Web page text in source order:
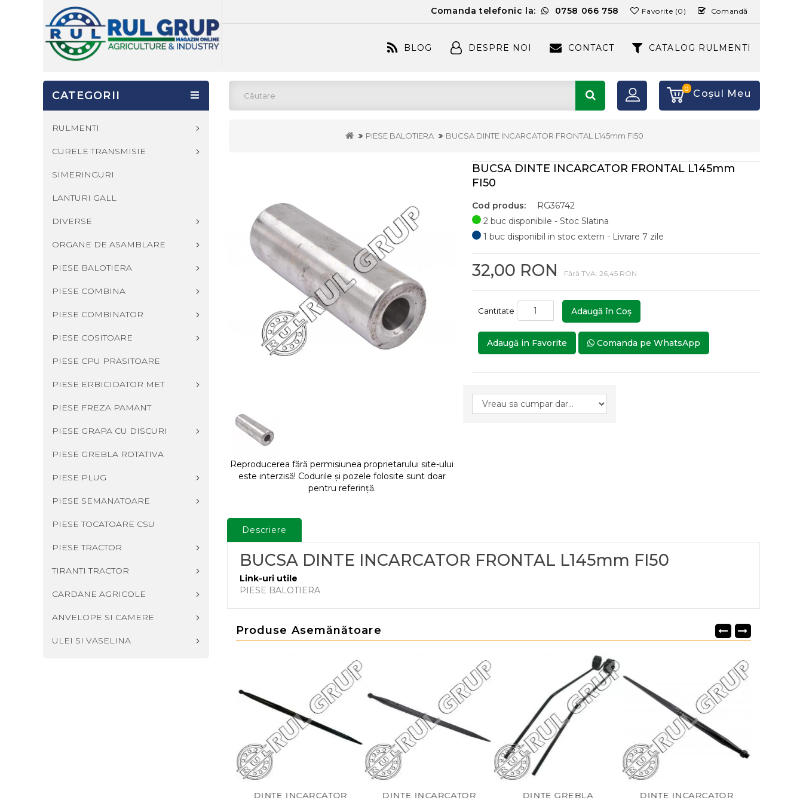
Comanda telefonic la: 0758 066 758 Favorite (0) Comandă
BLOG DESPRE NOI CONTACT CATALOG RULMENTI
0 Coşul Meu
PIESE BALOTIERA BUCSA DINTE INCARCATOR FRONTAL L145mm FI50
CATEGORII
RULMENTI
CURELE TRANSMISIE
SIMERINGURI
LANTURI GALL
DIVERSE
ORGANE DE ASAMBLARE
PIESE BALOTIERA
PIESE COMBINA
PIESE COMBINATOR
PIESE COSITOARE
PIESE CPU PRASITOARE
PIESE ERBICIDATOR MET
PIESE FREZA PAMANT
PIESE GRAPA CU DISCURI
PIESE GREBLA ROTATIVA
PIESE PLUG
PIESE SEMANATOARE
PIESE TOCATOARE CSU
PIESE TRACTOR
TIRANTI TRACTOR
CARDANE AGRICOLE
ANVELOPE SI CAMERE
ULEI SI VASELINA
Reproducerea fără permisiunea proprietarului site-ului
este interzisă! Codurile și pozele folosite sunt doar
pentru referință.
BUCSA DINTE INCARCATOR FRONTAL L145mm
FI50
Cod produs:
RG36742
2 buc disponibile - Stoc Slatina
1 buc disponibil in stoc extern - Livrare 7 zile
32,00 RON Fără TVA: 26,45 RON
Cantitate Adaugă în Coş
Adaugă in Favorite Comanda pe WhatsApp
Descriere
BUCSA DINTE INCARCATOR FRONTAL L145mm FI50
Link-uri utile
PIESE BALOTIERA
Produse Asemănătoare
DINTE INCARCATOR
DINTE INCARCATOR
DINTE GREBLA
DINTE INCARCATOR